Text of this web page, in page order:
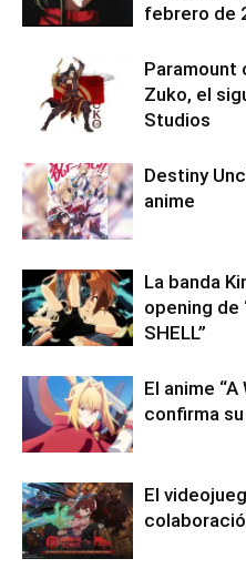
febrero de
Paramount
Zuko, el
Studios
Destiny
anime
La banda
opening de
SHELL”
El anime
confirma
El